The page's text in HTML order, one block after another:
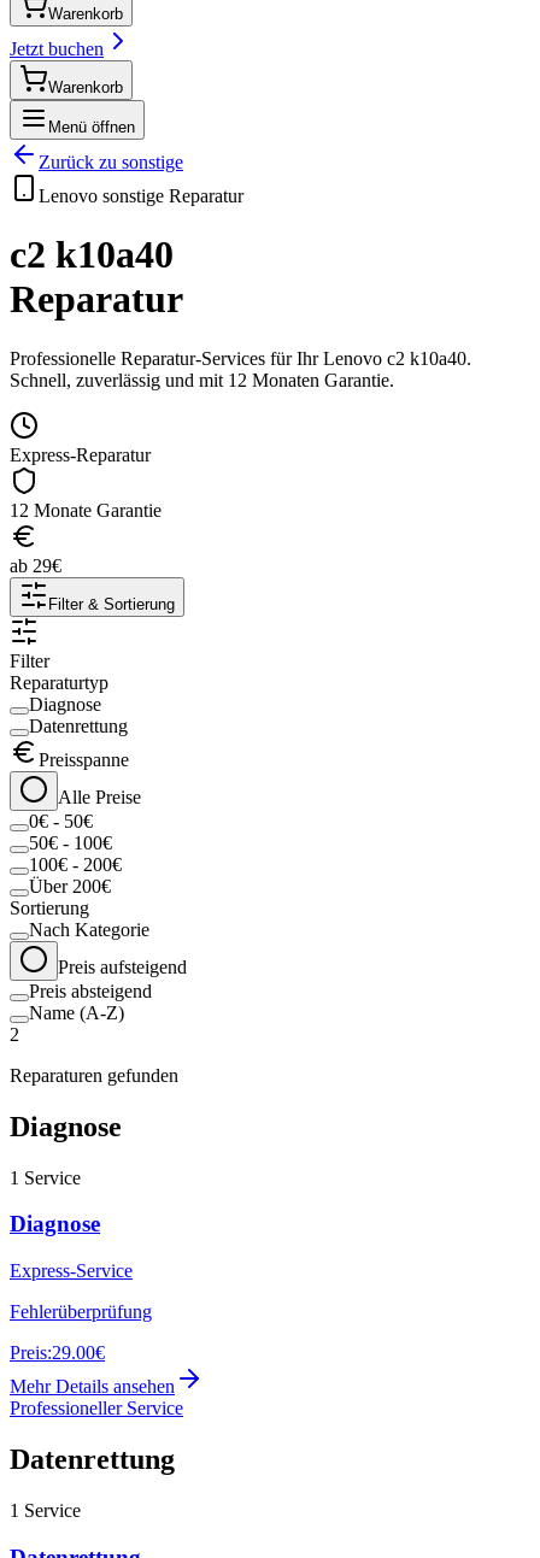
Warenkorb
Jetzt buchen
Warenkorb
Menü öffnen
Zurück zu sonstige
Lenovo sonstige Reparatur
c2 k10a40
Reparatur
Professionelle Reparatur-Services für IhrLenovo c2 k10a40.
Schnell, zuverlässig und mit 12 Monaten Garantie.
Express-Reparatur
12 Monate Garantie
ab 29€
Filter & Sortierung
Filter
Reparaturtyp
Diagnose
Datenrettung
Preisspanne
Alle Preise
0€ - 50€
50€ - 100€
100€ - 200€
Über 200€
Sortierung
Nach Kategorie
Preis aufsteigend
Preis absteigend
Name (A-Z)
2
Reparaturen gefunden
Diagnose
1 Service
Diagnose
Express-Service
Fehlerüberprüfung
Preis:29.00€
Mehr Details ansehen
Professioneller Service
Datenrettung
1 Service